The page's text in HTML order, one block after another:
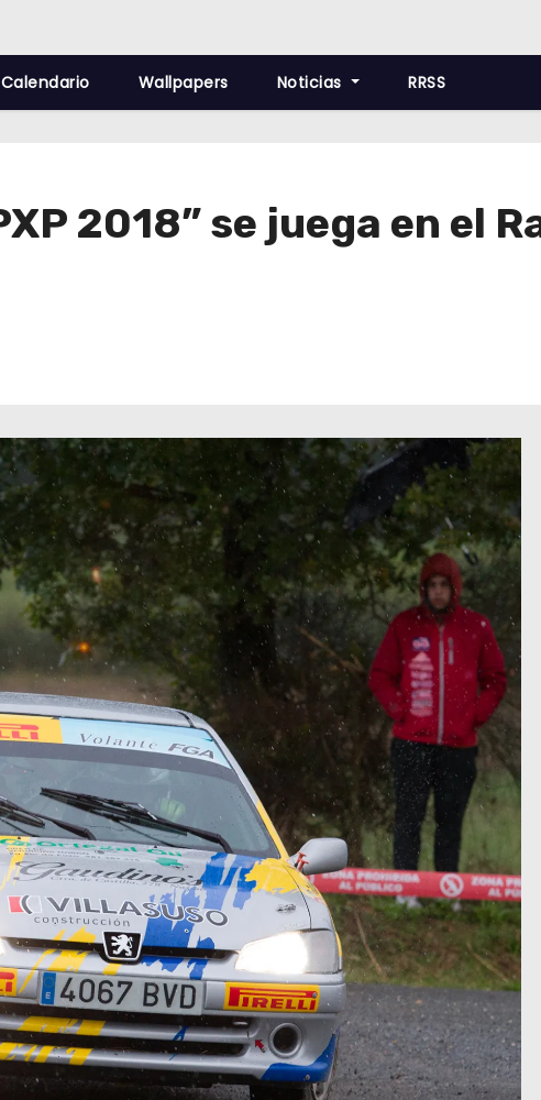
Calendario Wallpapers Noticias RRSS
2018” se juega en el